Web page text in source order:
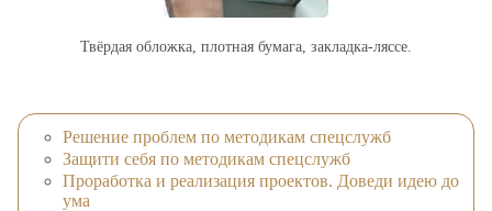
Твёрдая обложка, плотная бумага, закладка-ляссе.
Решение проблем по методикам спецслужб
Защити себя по методикам спецслужб
Проработка и реализация проектов. Доведи идею до
ума